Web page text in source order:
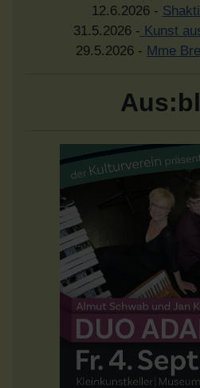
12.6.2026 -
31.5.2026 - Kunst
29.5.2026 - Mme